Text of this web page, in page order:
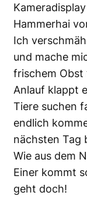
Hammerhai
Ich
und mache
frischem Obst
Anlauf klappt
Tiere suchen
endlich
nächsten Tag
Wie aus dem
Einer kommt
geht doch!